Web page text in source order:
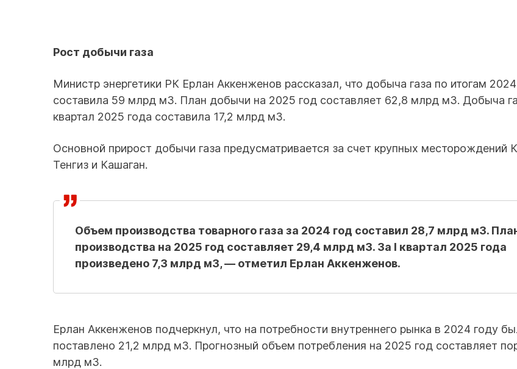
Рост добычи газа
Министр энергетики РК Ерлан Аккенженов рассказал, что добыча газа по итогам
составила 59 млрд м3. План добычи на 2025 год составляет 62,8 млрд м3. Добыча
квартал 2025 года составила 17,2 млрд м3.
Основной прирост добычи газа предусматривается за счет крупных месторождений
Тенгиз и Кашаган.
Объем производства товарного газа за 2024 год составил 28,7 млрд м3.
производства на 2025 год составляет 29,4 млрд м3. За I квартал 2025 года
произведено 7,3 млрд м3, — отметил Ерлан Аккенженов.
Ерлан Аккенженов подчеркнул, что на потребности внутреннего рынка в 2024 году
поставлено 21,2 млрд м3. Прогнозный объем потребления на 2025 год составляет
млрд м3.